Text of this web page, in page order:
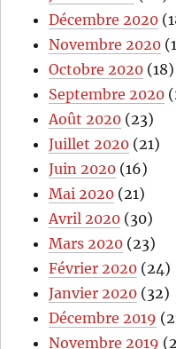
Décembre 2020
Novembre 2020
Octobre 2020 (18)
Septembre 2020
Août 2020 (23)
Juillet 2020 (21)
Juin 2020 (16)
Mai 2020 (21)
Avril 2020 (30)
Mars 2020 (23)
Février 2020 (24)
Janvier 2020 (32)
Décembre 2019
Novembre 2019